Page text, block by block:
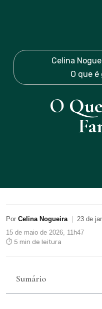
Celina
O que
O
Por Celina Nogueira 23 de
15 de maio de 2026, 11h47
⏱ 5 min de leitura
Sumário